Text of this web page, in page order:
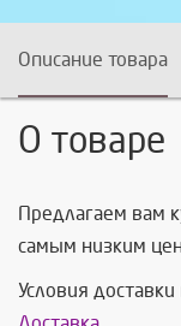
Описание товара
О товаре
Предлагаем вам
самым низким
Условия